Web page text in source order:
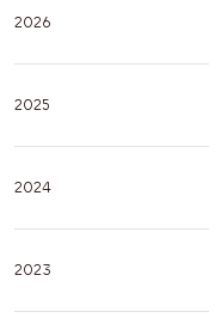
2026
2025
2024
2023